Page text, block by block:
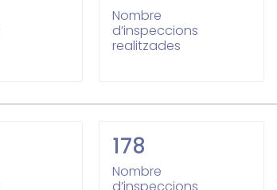
Nombre
d’inspeccions
realitzades
178
Nombre